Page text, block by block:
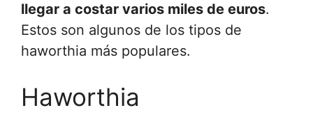
llegar a costar varios miles de euros.
Estos son algunos de los tipos de
haworthia más populares.
Haworthia